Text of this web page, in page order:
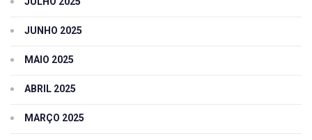
JUNHO 2025
MAIO 2025
ABRIL 2025
MARÇO 2025